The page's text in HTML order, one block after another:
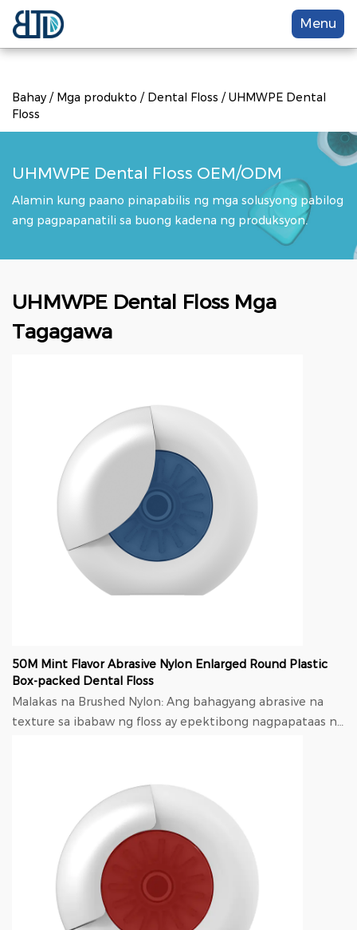
Menu
Bahay / Mga produkto / Dental Floss /UHMWPE Dental
Floss
UHMWPE Dental Floss OEM/ODM
Alamin kung paano pinapabilis ng mga solusyong pabilog
ang pagpapanatili sa buong kadena ng produksyon.
UHMWPE Dental Floss Mga
Tagagawa
50M Mint Flavor Abrasive Nylon Enlarged Round Plastic
Box-packed Dental Floss
Malakas na Brushed Nylon: Ang bahagyang abrasive na
texture sa ibabaw ng floss ay epektibong nagpapataas ng